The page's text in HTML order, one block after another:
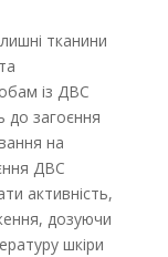
тканини
із ДВС
до загоєння
на
ДВС
активність,
дозуючи
шкіри